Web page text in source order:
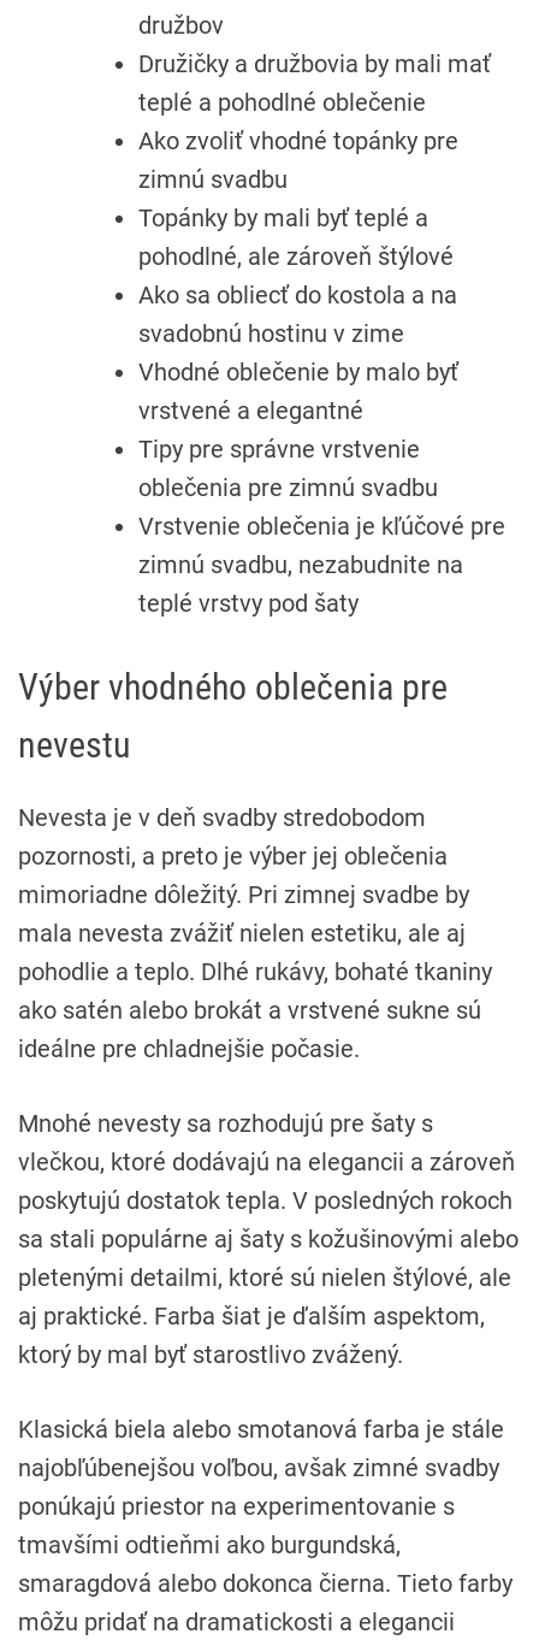
družbov
Družičky a družbovia by mali mať
teplé a pohodlné oblečenie
Ako zvoliť vhodné topánky pre
zimnú svadbu
Topánky by mali byť teplé a
pohodlné, ale zároveň štýlové
Ako sa obliecť do kostola a na
svadobnú hostinu v zime
Vhodné oblečenie by malo byť
vrstvené a elegantné
Tipy pre správne vrstvenie
oblečenia pre zimnú svadbu
Vrstvenie oblečenia je kľúčové pre
zimnú svadbu, nezabudnite na
teplé vrstvy pod šaty
Výber vhodného oblečenia pre
nevestu
Nevesta je v deň svadby stredobodom
pozornosti, a preto je výber jej oblečenia
mimoriadne dôležitý. Pri zimnej svadbe by
mala nevesta zvážiť nielen estetiku, ale aj
pohodlie a teplo. Dlhé rukávy, bohaté tkaniny
ako satén alebo brokát a vrstvené sukne sú
ideálne pre chladnejšie počasie.
Mnohé nevesty sa rozhodujú pre šaty s
vlečkou, ktoré dodávajú na elegancii a zároveň
poskytujú dostatok tepla. V posledných rokoch
sa stali populárne aj šaty s kožušinovými alebo
pletenými detailmi, ktoré sú nielen štýlové, ale
aj praktické. Farba šiat je ďalším aspektom,
ktorý by mal byť starostlivo zvážený.
Klasická biela alebo smotanová farba je stále
najobľúbenejšou voľbou, avšak zimné svadby
ponúkajú priestor na experimentovanie s
tmavšími odtieňmi ako burgundská,
smaragdová alebo dokonca čierna. Tieto farby
môžu pridať na dramatickosti a elegancii